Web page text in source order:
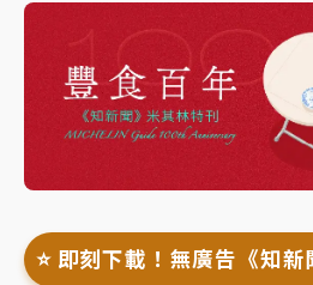
⭐️ 即刻下載！無廣告《知